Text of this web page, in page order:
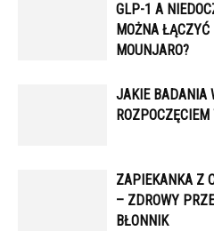
GLP-1 A
MOŻNA
MOUNJARO?
JAKIE BADANIA
ZAPIEKANKA Z
– ZDROWY
BŁONNIK